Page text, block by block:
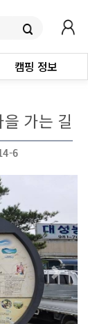
캠핑 정보
가는 길
6